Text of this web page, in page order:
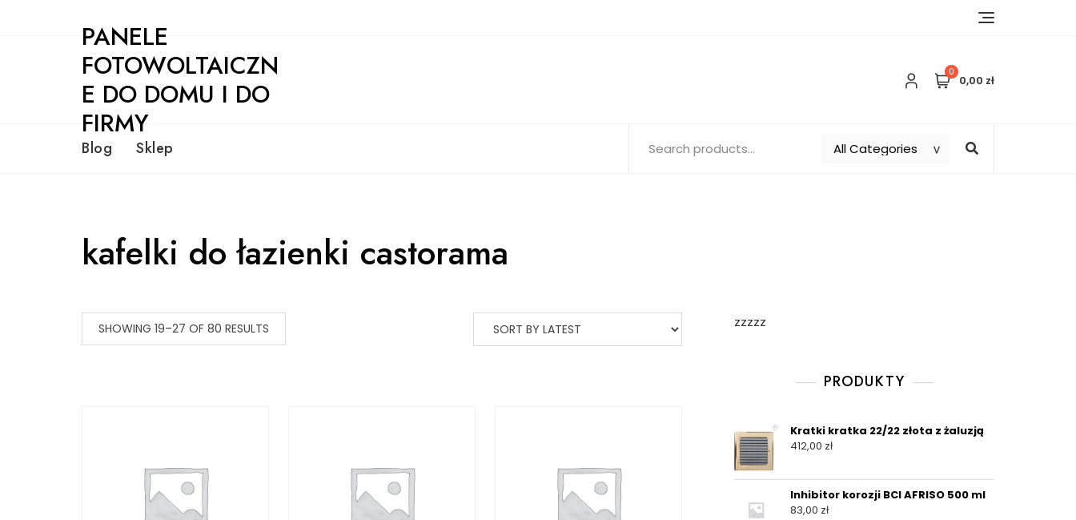
PANELE
FOTOWOLTAICZN
E DO DOMU I DO
FIRMY
0
0,00 zł
Blog Sklep
kafelki do łazienki castorama
SHOWING 19–27 OF 80 RESULTS zzzzz
PRODUKTY
Kratki kratka 22/22 złota z żaluzją
412,00 zł
Inhibitor korozji BCI AFRISO 500 ml
83,00 zł